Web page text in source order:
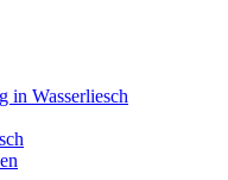
in Wasserliesch